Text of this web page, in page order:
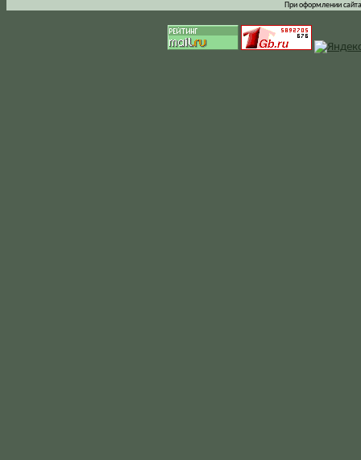
При оформлении